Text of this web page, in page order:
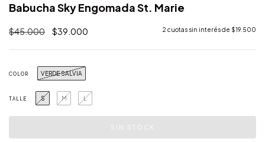
Babucha Sky Engomada St. Marie
$45.000 $39.000 2 cuotas sin interés de $19.500
COLOR VERDE SALVIA
TALLE S M L